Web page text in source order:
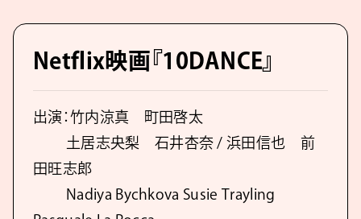
Netflix映画『10DANCE』
出演：竹内涼真 町田啓太
土居志央梨 石井杏奈 / 浜田信也 前
田旺志郎
Nadiya Bychkova Susie Trayling